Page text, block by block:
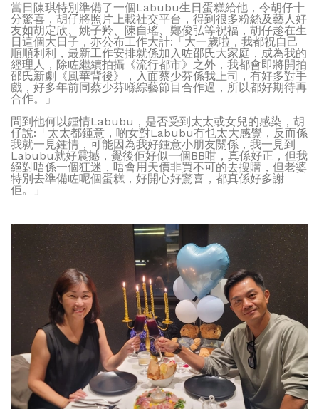
當日陳琪特別準備了一個Labubu生日蛋糕給他，令胡仔十
分驚喜，胡仔將照片上載社交平台，得到很多粉絲及藝人好
友如胡定欣、姚子羚、陳自瑤、鄭俊弘等祝福，胡仔趁在生
日這個大日子，亦公布工作大計:「大一歲啦，我都祝自己
順順利利，最新工作安排就係加入咗邵氏大家庭，成為我的
經理人，除咗繼續拍攝《流行都市》之外，我都會即將開拍
邵氏新劇《風華背後》，入面蔡少芬係我上司，有好多對手
戲，好多年前同蔡少芬喺綜藝節目合作過，所以都好期待再
合作。」
問到他何以鍾情Labubu，是否受到太太或女兒的感染，胡
仔說:「太太都鍾意，啲女對Labubu冇乜太大感覺，反而係
我就一見鍾情，可能因為我好鍾意小朋友關係，我一見到
Labubu就好震撼，覺後佢好似一個BB咁，真係好正，但我
絕對唔係一個狂迷，唔會用天價非買不可的去搜購，但老婆
特別去準備咗呢個蛋糕，好開心好驚喜，都真係好多謝
佢。」